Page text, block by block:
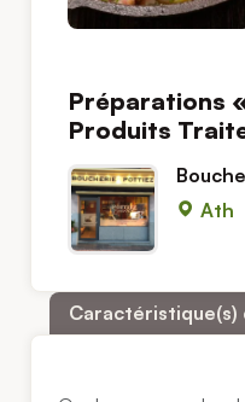
Préparations
Produits
Ath
Caractéristique(s)